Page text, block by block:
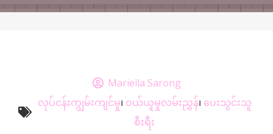
Mariella Sarong
လုပ်ငန်းကျွမ်းကျင်မှု၊ ဝယ်ယူမှုလမ်းညွှန်၊ ပေးသွင်းသူ
စီးရီး